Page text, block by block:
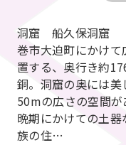
洞窟 船久保洞窟
巻市大迫町にかけ
置する、奥行き約
銅。洞窟の奥には
50mの広さの空間
晩期にかけての土
族の住…